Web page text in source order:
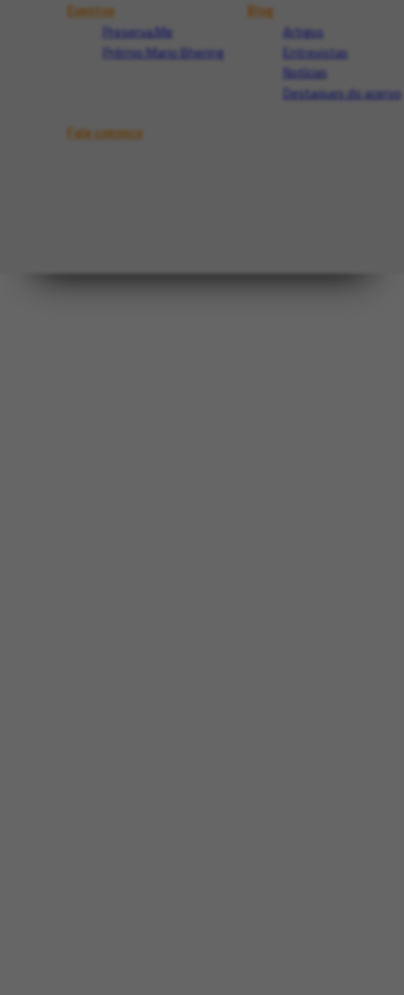
Eventos
Preserva.Me
Prêmio Mario Bhering
Blog
Artigos
Entrevistas
Notícias
Destaques do acervo
Fale conosco